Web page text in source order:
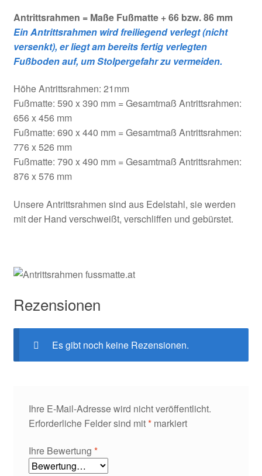
Antrittsrahmen = Maße Fußmatte + 66 bzw. 86 mm
Ein Antrittsrahmen wird freiliegend verlegt (nicht
versenkt), er liegt am bereits fertig verlegten
Fußboden auf, um Stolpergefahr zu vermeiden.
Höhe Antrittsrahmen: 21mm
Fußmatte: 590 x 390 mm = Gesamtmaß Antrittsrahmen:
656 x 456 mm
Fußmatte: 690 x 440 mm = Gesamtmaß Antrittsrahmen:
776 x 526 mm
Fußmatte: 790 x 490 mm = Gesamtmaß Antrittsrahmen:
876 x 576 mm
Unsere Antrittsrahmen sind aus Edelstahl, sie werden
mit der Hand verschweißt, verschliffen und gebürstet.
Rezensionen
Es gibt noch keine Rezensionen.
Ihre E-Mail-Adresse wird nicht veröffentlicht.
Erforderliche Felder sind mit*markiert
Ihre Bewertung *